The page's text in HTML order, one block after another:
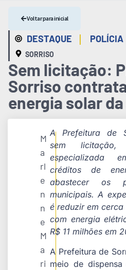
DESTAQUE | POLÍCIA
SORRISO
Voltar para inicial
Sem licitação:
Sorriso
energia solar
M
a
rl
e
n
n
e
M
a
ri
A Prefeitura de
sem licitação,
especializada
créditos de
abastecer os
municipais. A
é reduzir em
com energia
R$ 11 milhões em
A Prefeitura de
meio de